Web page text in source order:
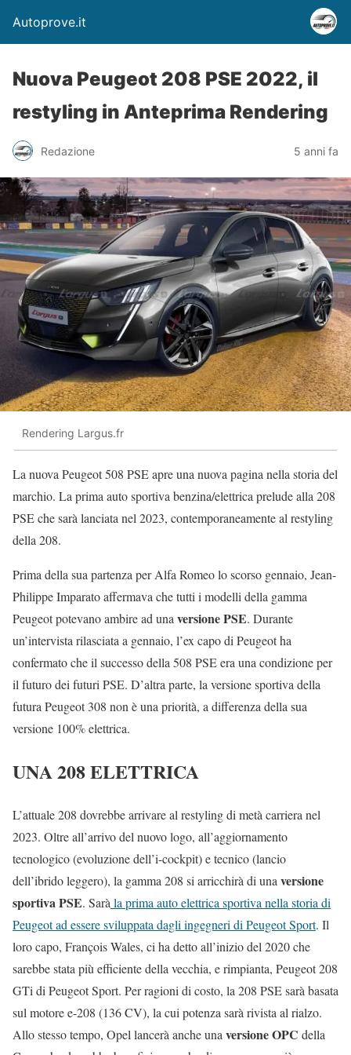
Autoprove.it
Nuova Peugeot 208 PSE 2022, il
restyling in Anteprima Rendering
Redazione 5 anni fa
Rendering Largus.fr
La nuova Peugeot 508 PSE apre una nuova pagina nella storia del
marchio. La prima auto sportiva benzina/elettrica prelude alla 208
PSE che sarà lanciata nel 2023, contemporaneamente al restyling
della 208.
Prima della sua partenza per Alfa Romeo lo scorso gennaio, Jean-
Philippe Imparato affermava che tutti i modelli della gamma
Peugeot potevano ambire ad una versione PSE. Durante
un’intervista rilasciata a gennaio, l’ex capo di Peugeot ha
confermato che il successo della 508 PSE era una condizione per
il futuro dei futuri PSE. D’altra parte, la versione sportiva della
futura Peugeot 308 non è una priorità, a differenza della sua
versione 100% elettrica.
UNA 208 ELETTRICA
L’attuale 208 dovrebbe arrivare al restyling di metà carriera nel
2023. Oltre all’arrivo del nuovo logo, all’aggiornamento
tecnologico (evoluzione dell’i-cockpit) e tecnico (lancio
dell’ibrido leggero), la gamma 208 si arricchirà di una versione
sportiva PSE. Sarà la prima auto elettrica sportiva nella storia di
Peugeot ad essere sviluppata dagli ingegneri di Peugeot Sport. Il
loro capo, François Wales, ci ha detto all’inizio del 2020 che
sarebbe stata più efficiente della vecchia, e rimpianta, Peugeot 208
GTi di Peugeot Sport. Per ragioni di costo, la 208 PSE sarà basata
sul motore e-208 (136 CV), la cui potenza sarà rivista al rialzo.
Allo stesso tempo, Opel lancerà anche una versione OPC della